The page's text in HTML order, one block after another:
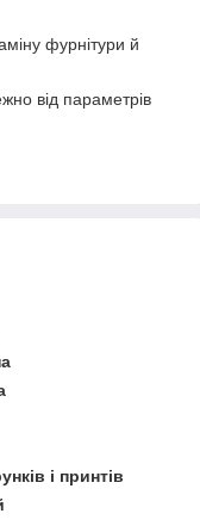
фурнітури й
від параметрів
і принтів